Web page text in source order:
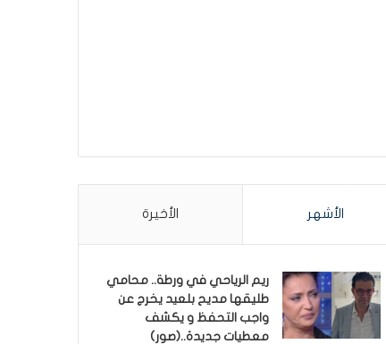
الأشهر الأخيرة
ريم الرياحي في ورطة.. محامي
طليقها مديح بلعيد يخرج عن
واجب التحفظ و يكشف
معطيات جديدة..(صور)